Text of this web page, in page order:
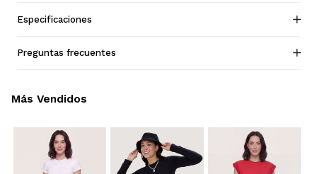
Especificaciones
Preguntas frecuentes
Más Vendidos